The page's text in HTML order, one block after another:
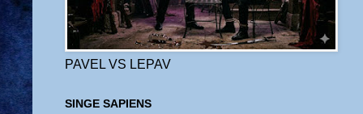
PAVEL VS LEPAV
SINGE SAPIENS